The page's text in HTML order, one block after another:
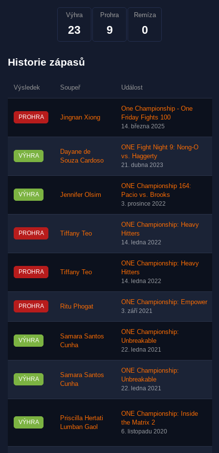
Výhra
23
Prohra
9
Remíza
0
Historie zápasů
Výsledek Soupeř Událost
PROHRA Jingnan Xiong
One Championship - One
Friday Fights 100
14. března 2025
VÝHRA
Dayane de
Souza Cardoso
ONE Fight Night 9: Nong-O
vs. Haggerty
21. dubna 2023
VÝHRA Jennifer Olsim
ONE Championship 164:
Pacio vs. Brooks
3. prosince 2022
PROHRA Tiffany Teo
ONE Championship: Heavy
Hitters
14. ledna 2022
PROHRA Tiffany Teo
ONE Championship: Heavy
Hitters
14. ledna 2022
PROHRA Ritu Phogat
ONE Championship: Empower
3. září 2021
VÝHRA
Samara Santos
Cunha
ONE Championship:
Unbreakable
22. ledna 2021
VÝHRA
Samara Santos
Cunha
ONE Championship:
Unbreakable
22. ledna 2021
VÝHRA
Priscilla Hertati
Lumban Gaol
ONE Championship: Inside
the Matrix 2
6. listopadu 2020